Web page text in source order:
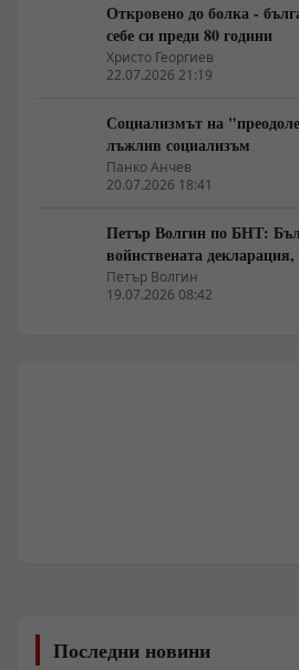
Откровено до болка -
себе си преди 80 години
Христо Георгиев
22.07.2026 21:19
Социализмът на
лъжлив социализъм
Панко Анчев
20.07.2026 18:41
Петър Волгин по БНТ:
войнствената
Петър Волгин
19.07.2026 08:42
Последни новини